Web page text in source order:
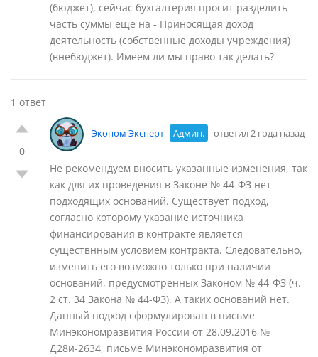
(бюджет), сейчас бухгалтерия просит разделить
часть суммы еще на - Приносящая доход
деятельность (собственные доходы учреждения)
(внебюджет). Имеем ли мы право так делать?
1 ответ
0
Эконом Эксперт Админ. ответил 2 года назад
Не рекомендуем вносить указанные изменения, так
как для их проведения в Законе № 44-ФЗ нет
подходящих оснований. Существует подход,
согласно которому указание источника
финансирования в контракте является
существнным условием контракта. Следовательно,
изменить его возможно только при наличии
оснований, предусмотренных Законом № 44-ФЗ (ч.
2 ст. 34 Закона № 44-ФЗ). А таких оснований нет.
Данный подход сформулирован в письме
Минэкономразвития России от 28.09.2016 №
Д28и-2634, письме Минэкономразвития от